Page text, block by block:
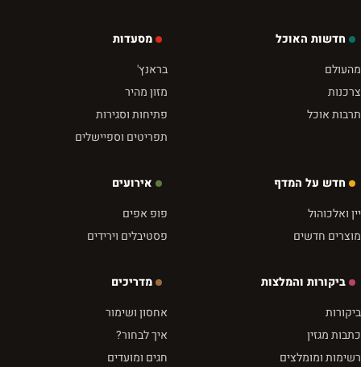
חדשות האוכל
מהעולם
צרכנות
תרבות אוכל
מסעדות
בראנץ'
מזון מהיר
פתיחות וסגירות
תפריטים וספיישלים
חדש על המדף
יין ואלכוהול
מוצרים חדשים
אירועים
פופ אפים
פסטיבלים וירידים
ביקורות והמלצות
ביקורות
כתבות מגזין
רשימות ומומלצים
מדריכים
אחסון ושימור
איך לבחור?
חגים ומועדים